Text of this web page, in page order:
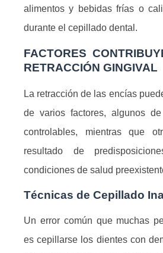
alimentos y bebidas frías o
durante el cepillado dental.
FACTORES
RETRACCIÓN GINGIVAL
La retracción de las encías
de varios factores, algunos
controlables, mientras que
resultado de
condiciones de salud
Técnicas de Cepillado
Un error común que muchas
es cepillarse los dientes con